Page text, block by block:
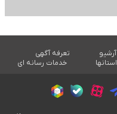
آرشیو
تعرفه آگهی
خدمات رسانه ای